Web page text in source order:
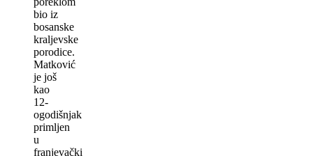
bio iz
bosanske
kraljevske
porodice.
Matković
je još
kao
12-
ogodišnjak
primljen
u
franjevački